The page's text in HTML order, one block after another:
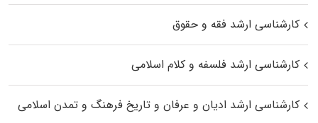
کارشناسی ارشد فقه و حقوق
کارشناسی ارشد فلسفه و کلام اسلامی
کارشناسی ارشد ادیان و عرفان و تاریخ فرهنگ و تمدن اسلامی